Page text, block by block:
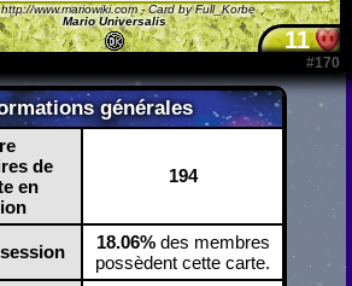
#170
http://www.mariowiki.com- Card by Full_Korbe
Mario Universalis
11
générales
de
en
194
18.06%des membres
possèdent cette carte.